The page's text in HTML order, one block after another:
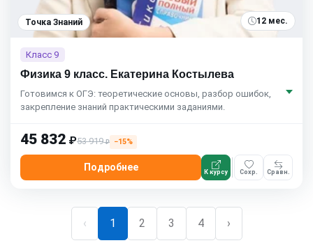
Точка Знаний 12 мес.
Класс 9
Физика 9 класс. Екатерина Костылева
Готовимся к ОГЭ: теоретические основы, разбор ошибок,
закрепление знаний практическими заданиями.
45 832 ₽53 919₽ −15%
Подробнее К курсу Сохр. Сравн.
‹ 1 2 3 4 ›